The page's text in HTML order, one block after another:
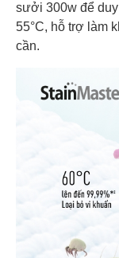
sưởi 300w để
55°C, hỗ trợ làm
cần.